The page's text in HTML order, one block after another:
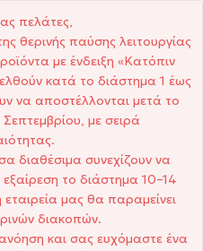
πελάτες,
θερινής παύσης λειτουργίας
με ένδειξη «Κατόπιν
κατά το διάστημα 1 έως
να αποστέλλονται μετά το
με σειρά
διαθέσιμα συνεχίζουν να
το διάστημα 10–14
μας θα παραμείνει
διακοπών.
και σας ευχόμαστε ένα